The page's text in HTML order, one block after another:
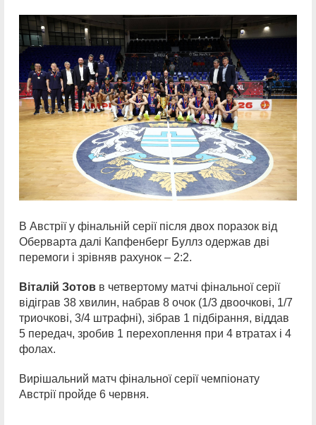
В Австрії у фінальній серії після двох поразок від
Оберварта далі Капфенберг Буллз одержав дві
перемоги і зрівняв рахунок – 2:2.
Віталій Зотов в четвертому матчі фінальної серії
відіграв 38 хвилин, набрав 8 очок (1/3 двоочкові, 1/7
триочкові, 3/4 штрафні), зібрав 1 підбірання, віддав
5 передач, зробив 1 перехоплення при 4 втратах і 4
фолах.
Вирішальний матч фінальної серії чемпіонату
Австрії пройде 6 червня.